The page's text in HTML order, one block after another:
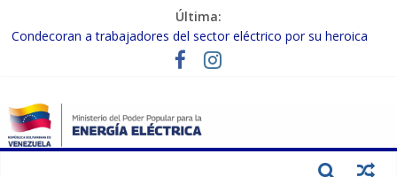
Última:
Condecoran a trabajadores del sector eléctrico por su heroica
labor tras el doble sismo del 24-J
Gobierno Nacional coordina acciones con el sector privado para
Inspeccionan trabajos de rehabilitación en instalaciones del SEN
en Carabobo
Gobierno Nacional activa plan preventivo para fortalecer el SEN